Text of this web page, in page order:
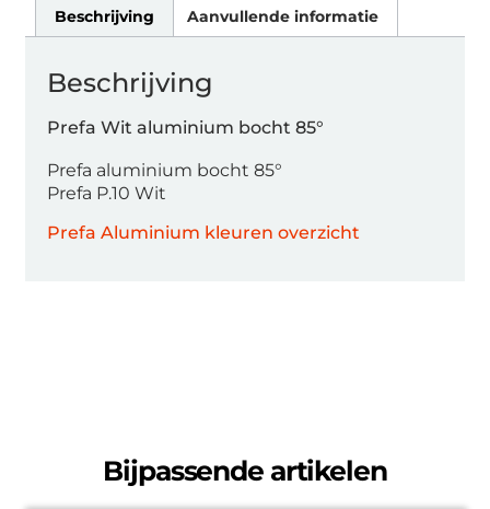
Beschrijving Aanvullende informatie
Beschrijving
Prefa Wit aluminium bocht 85°
Prefa aluminium bocht 85°
Prefa P.10 Wit
Prefa Aluminium kleuren overzicht
Bijpassende artikelen